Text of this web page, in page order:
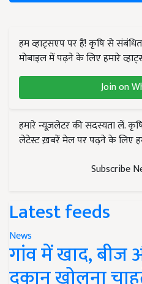
हम व्हाट्सएप पर हैं! कृषि से
मोबाइल में पढ़ने के लिए हमारे
Join on
हमारे न्यूज़लेटर की सदस्यता लें.
लेटेस्ट ख़बरें मेल पर पढ़ने के लिए
Subscribe
Latest feeds
News
गांव में खाद, बीज